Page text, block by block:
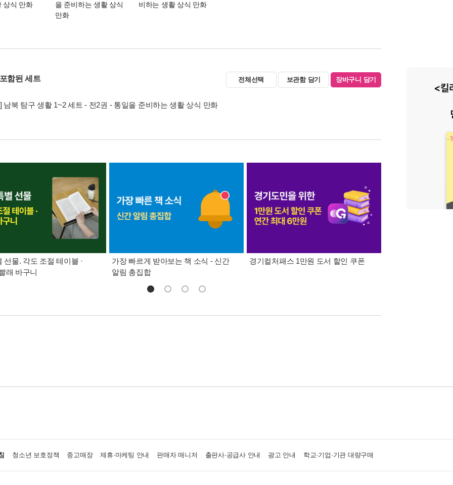
상식 만화
을 준비하는 생활 상식
만화
비하는 생활 상식 만화
함된 세트 전체선택 보관함 담기 장바구니 담기
남북 탐구 생활 1~2 세트 - 전2권 - 통일을 준비하는 생활 상식 만화
선물. 각도 조절 테이블 ·
래 바구니
가장 빠르게 받아보는 책 소식 - 신간
알림 총집합
경기컬처패스 1만원 도서 할인 쿠폰
청소년 보호정책 중고매장 제휴·마케팅 안내 판매자 매니저 출판사·공급사 안내 광고 안내 학교·기업·기관 대량구매